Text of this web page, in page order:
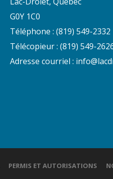
G0Y 1C0
Téléphone : (819) 549-2332
Télécopieur : (819) 549-
Adresse courriel :
PERMIS ET AUTORISATIONS